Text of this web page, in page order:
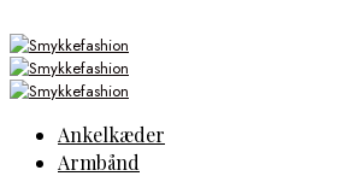
Ankelkæder
Armbånd